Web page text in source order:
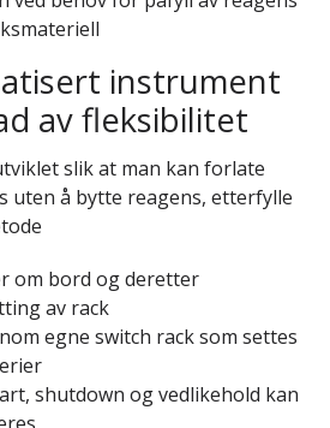
instrument
av fleksibilitet
slik at man kan forlate
uten å bytte reagens, etterfylle
om bord og deretter
av rack
egne switch rack som settes
shutdown og vedlikehold kan